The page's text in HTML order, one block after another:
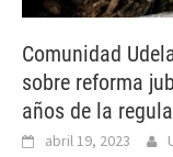
Comunidad
sobre reforma
años de la
abril 19, 2023